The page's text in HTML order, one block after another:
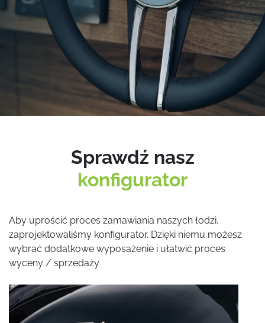
Sprawdź nasz
konfigurator
Aby uprościć proces zamawiania naszych łodzi,
zaprojektowaliśmy konfigurator. Dzięki niemu możesz
wybrać dodatkowe wyposażenie i ułatwić proces
wyceny / sprzedaży